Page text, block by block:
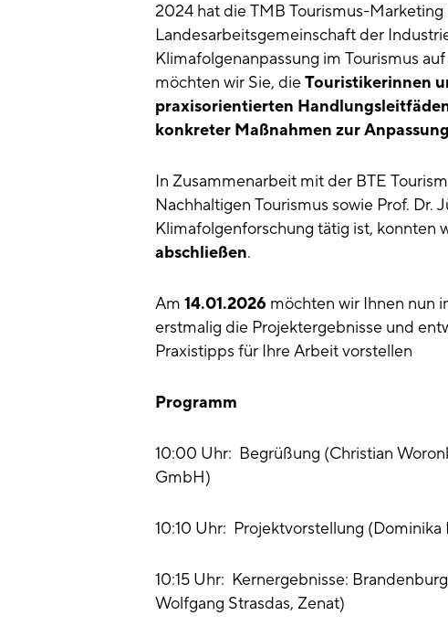
2024 hat die TMB Tourismus-
Landesarbeitsgemeinschaft der
Klimafolgenanpassung im Tourismus
möchten wir Sie, dieTouristikerinnen
praxisorientierten
konkreter Maßnahmen zur
In Zusammenarbeit mit der BTE
Nachhaltigen Tourismus sowie Prof. Dr.
Klimafolgenforschung tätig ist, konnten
abschließen.
Am 14.01.2026möchten wir Ihnen nun
erstmalig die Projektergebnisse und
Praxistipps für Ihre Arbeit vorstellen
Programm
10:00 Uhr: Begrüßung (Christian
GmbH)
10:10 Uhr: Projektvorstellung (Dominika
10:15 Uhr: Kernergebnisse:
Wolfgang Strasdas, Zenat)